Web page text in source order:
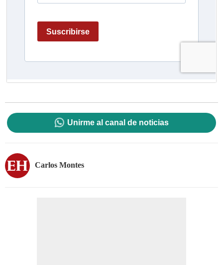
Unirme al canal de noticias
Carlos Montes